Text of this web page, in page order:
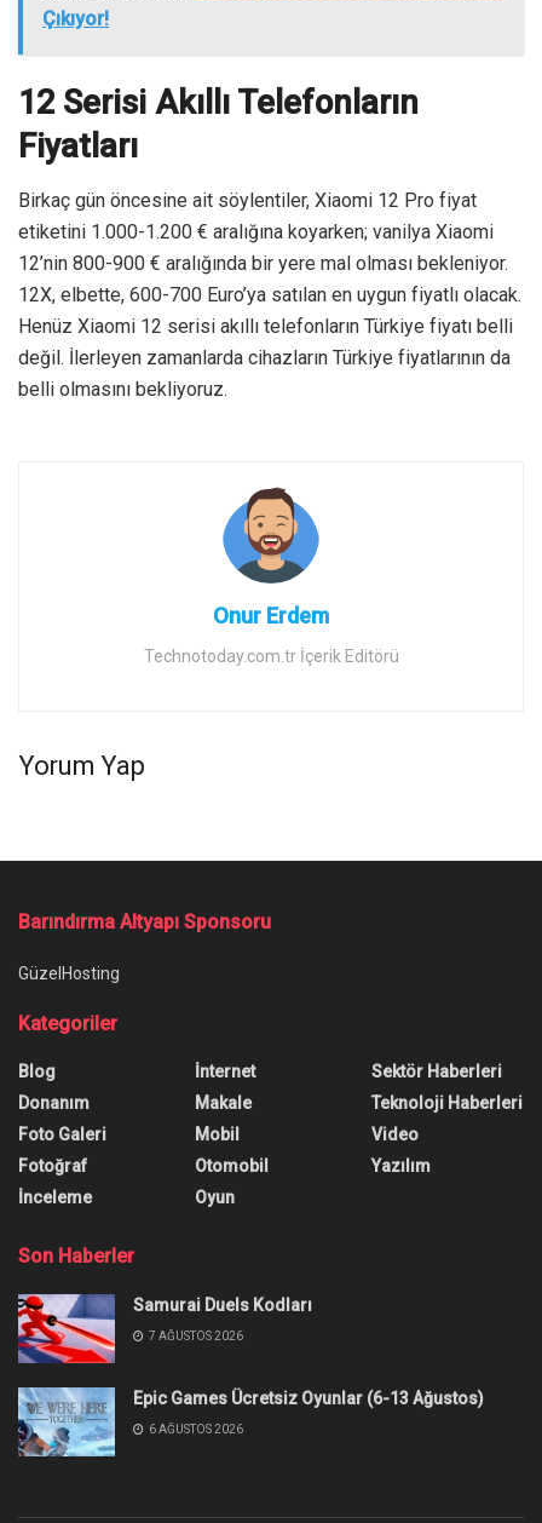
Çıkıyor!
12 Serisi Akıllı Telefonların
Fiyatları
Birkaç gün öncesine ait söylentiler, Xiaomi 12 Pro fiyat
etiketini 1.000-1.200 € aralığına koyarken; vanilya Xiaomi
12’nin 800-900 € aralığında bir yere mal olması bekleniyor.
12X, elbette, 600-700 Euro’ya satılan en uygun fiyatlı olacak.
Henüz Xiaomi 12 serisi akıllı telefonların Türkiye fiyatı belli
değil. İlerleyen zamanlarda cihazların Türkiye fiyatlarının da
belli olmasını bekliyoruz.
Onur Erdem
Technotoday.com.tr İçerik Editörü
Yorum Yap
Barındırma Altyapı Sponsoru
GüzelHosting
Kategoriler
Blog
Donanım
Foto Galeri
Fotoğraf
İnceleme
İnternet
Makale
Mobil
Otomobil
Oyun
Sektör Haberleri
Teknoloji Haberleri
Video
Yazılım
Son Haberler
Samurai Duels Kodları
7 AĞUSTOS 2026
Epic Games Ücretsiz Oyunlar (6-13 Ağustos)
6 AĞUSTOS 2026